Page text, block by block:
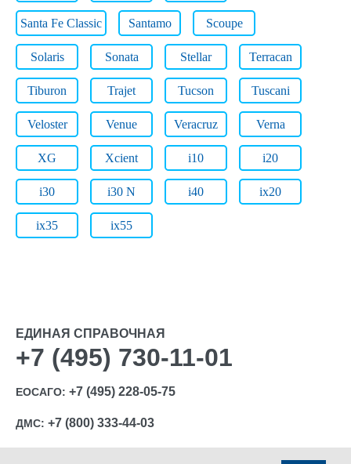
Santa Fe Classic Santamo Scoupe
Solaris Sonata Stellar Terracan
Tiburon Trajet Tucson Tuscani
Veloster Venue Veracruz Verna
XG Xcient i10 i20
i30 i30 N i40 ix20
ix35 ix55
ЕДИНАЯ СПРАВОЧНАЯ
+7 (495) 730-11-01
ЕОСАГО: +7 (495) 228-05-75
ДМС: +7 (800) 333-44-03